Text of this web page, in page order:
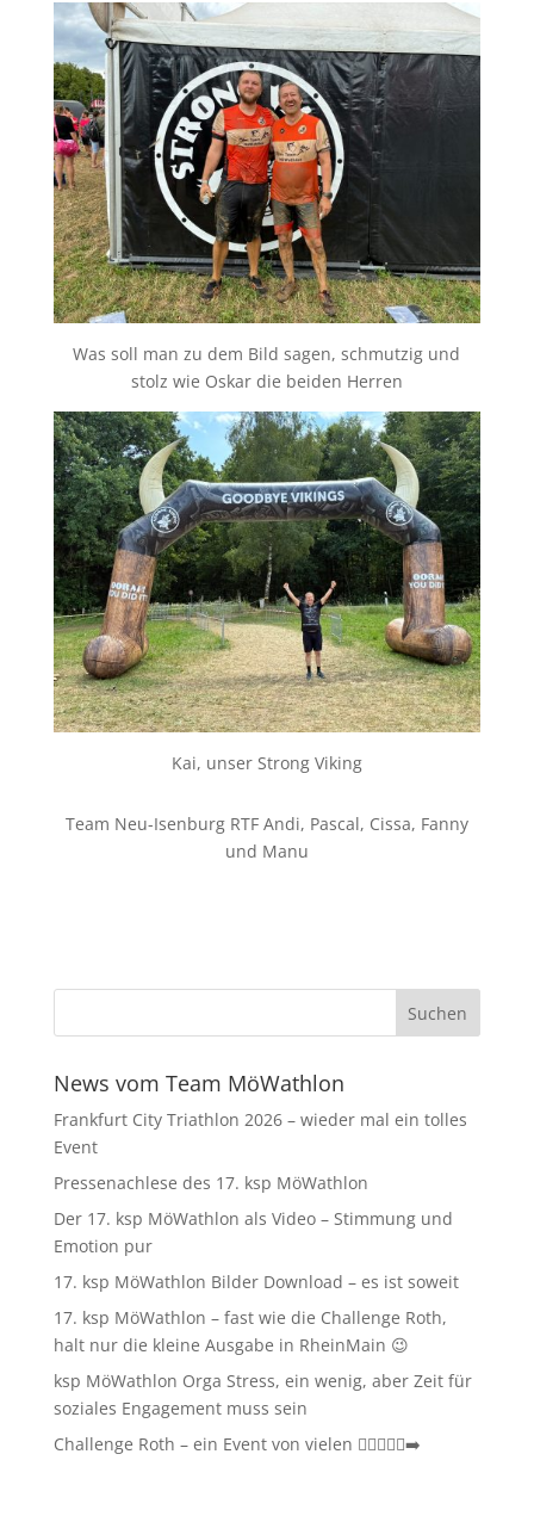
Was soll man zu dem Bild sagen, schmutzig und
stolz wie Oskar die beiden Herren
Kai, unser Strong Viking
Team Neu-Isenburg RTF Andi, Pascal, Cissa, Fanny
und Manu
News vom Team MöWathlon
Frankfurt City Triathlon 2026 – wieder mal ein tolles
Event
Pressenachlese des 17. ksp MöWathlon
Der 17. ksp MöWathlon als Video – Stimmung und
Emotion pur
17. ksp MöWathlon Bilder Download – es ist soweit
17. ksp MöWathlon – fast wie die Challenge Roth,
halt nur die kleine Ausgabe in RheinMain 😉
ksp MöWathlon Orga Stress, ein wenig, aber Zeit für
soziales Engagement muss sein
Challenge Roth – ein Event von vielen 🏊‍♀️🚴‍♂️🏃‍➡️